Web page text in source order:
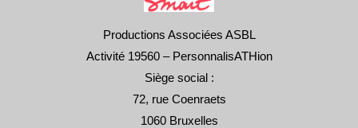
Productions Associées ASBL
Activité 19560 – PersonnalisATHion
Siège social :
72, rue Coenraets
1060 Bruxelles